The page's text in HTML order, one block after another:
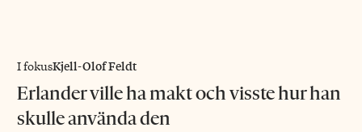
I fokusKjell-Olof Feldt
Erlander ville ha makt och visste hur han
skulle använda den